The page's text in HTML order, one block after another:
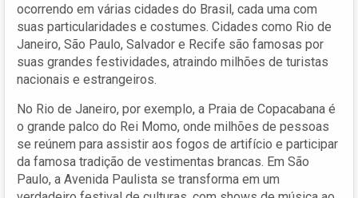
ocorrendo em várias cidades do Brasil, cada uma com
suas particularidades e costumes. Cidades como Rio de
Janeiro, São Paulo, Salvador e Recife são famosas por
suas grandes festividades, atraindo milhões de turistas
nacionais e estrangeiros.
No Rio de Janeiro, por exemplo, a Praia de Copacabana é
o grande palco do Rei Momo, onde milhões de pessoas
se reúnem para assistir aos fogos de artifício e participar
da famosa tradição de vestimentas brancas. Em São
Paulo, a Avenida Paulista se transforma em um